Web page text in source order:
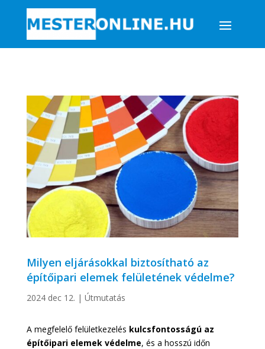
Milyen eljárásokkal biztosítható az
építőipari elemek felületének védelme?
2024 dec 12. | Útmutatás
A megfelelő felületkezelés kulcsfontosságú az
építőipari elemek védelme, és a hosszú időn